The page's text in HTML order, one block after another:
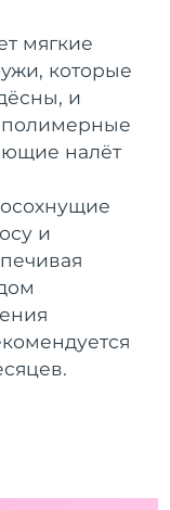
мягкие
которые
и
полимерные
налёт
и